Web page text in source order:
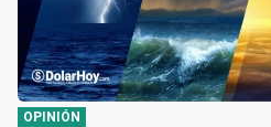
OPINIÓN